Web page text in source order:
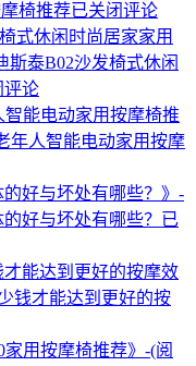
椅推荐已关闭评论
式休闲时尚居家家用
斯泰B02沙发椅式休闲
评论
能电动家用按摩椅推
年人智能电动家用按摩
好与坏处有哪些？》-
好与坏处有哪些？ 已
能达到更好的按摩效
钱才能达到更好的按
家用按摩椅推荐》-(阅